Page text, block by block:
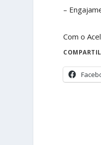
–
Com o